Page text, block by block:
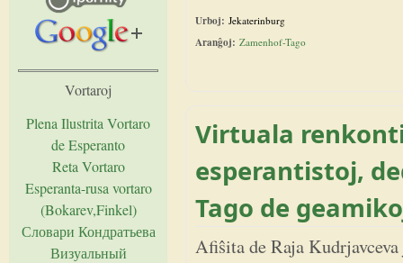
Urboj: Jekaterinburg
Aranĝoj: Zamenhof-Tago
Virtuala
esperantistoj,
Tago de
Afiŝita deRaja Kudrjavceva
Vortaroj
Plena Ilustrita Vortaro
de Esperanto
Reta Vortaro
Esperanta-rusa vortaro
(Bokarev,Finkel)
Словари Кондратьева
Визуальный